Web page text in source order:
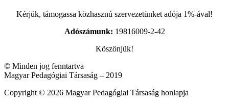
Kérjük, támogassa közhasznú szervezetünket adója 1%-ával!
Adószámunk: 19816009-2-42
Köszönjük!
© Minden jog fenntartva
Magyar Pedagógiai Társaság – 2019
Copyright © 2026 Magyar Pedagógiai Társaság honlapja